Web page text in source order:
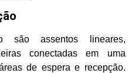
são assentos lineares,
conectadas em uma
de espera e recepção.